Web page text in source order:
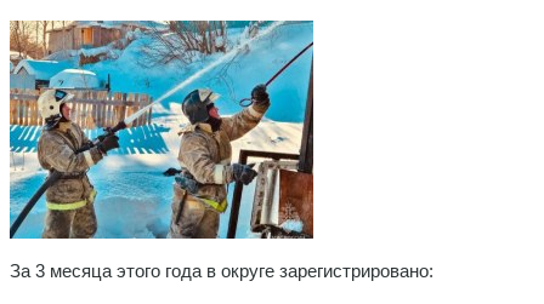
За 3 месяца этого года в округе зарегистрировано: